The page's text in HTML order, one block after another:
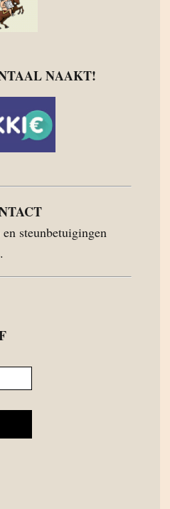
NAAKT!
steunbetuigingen
.